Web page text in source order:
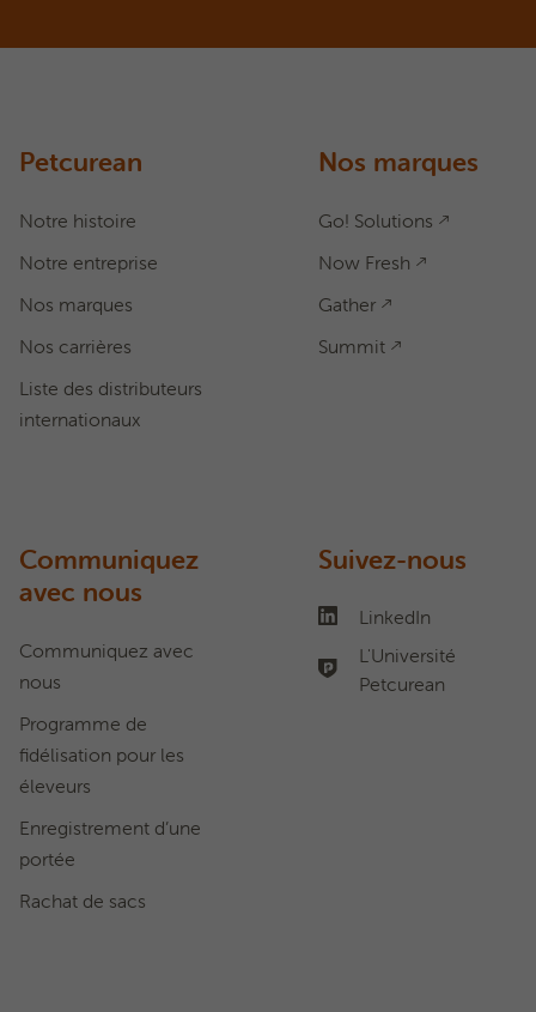
Comment pouvons-nous vous
1.866.864.6112
Petcurean
Notre histoire
Notre entreprise
Nos marques
Nos carrières
Liste des distributeurs
internationaux
Nos marques
Go! Solutions
Now Fresh
Gather
Summit
Communiquez
avec nous
Communiquez avec
nous
Programme de
fidélisation pour les
éleveurs
Enregistrement d’une
portée
Rachat de sacs
Suivez-nous
LinkedIn
L'Université
Petcurean